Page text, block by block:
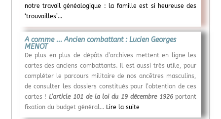
notre travail généalogique : la famille est si heureuse des
‘trouvailles’…
A comme ... Ancien combattant : Lucien Georges
MENOT
De plus en plus de dépôts d’archives mettent en ligne les
cartes des anciens combattants. Il est aussi très utile, pour
compléter le parcours militaire de nos ancêtres masculins,
de consulter les dossiers constitués pour l’obtention de ces
cartes !L’article 101 de la loi du 19 décembre 1926portant
fixation du budget général… Lire la suite